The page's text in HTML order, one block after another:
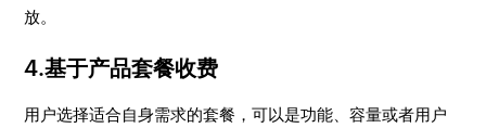
放。
4.基于产品套餐收费
用户选择适合自身需求的套餐，可以是功能、容量或者用户